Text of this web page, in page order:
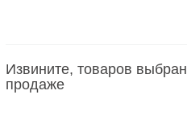
Контактор/магнитный
Извините, товаров
продаже